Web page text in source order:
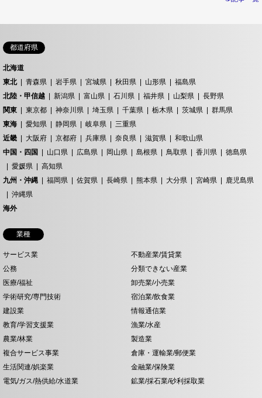
都道府県
北海道
東北
青森県 岩手県 宮城県 秋田県 山形県
福島県
北陸・甲信越
新潟県 富山県 石川県 福井県 山梨県
長野県
関東
東京都 神奈川県 埼玉県 千葉県 栃木県 茨城県
群馬県
東海
愛知県 静岡県 岐阜県
三重県
近畿
大阪府 京都府 兵庫県 奈良県 滋賀県
和歌山県
中国・四国
山口県 広島県 岡山県 島根県 鳥取県 香川県
徳島県
愛媛県
高知県
九州・沖縄
福岡県 佐賀県 長崎県 熊本県 大分県 宮崎県
鹿児島県
沖縄県
海外
業種
サービス業
不動産業/賃貸業
公務
分類できない産業
医療/福祉
卸売業/小売業
学術研究/専門技術
宿泊業/飲食業
建設業
情報通信業
教育/学習支援業
漁業/水産
農業/林業
製造業
複合サービス事業
倉庫・運輸業/郵便業
生活関連/娯楽業
金融業/保険業
電気/ガス/熱供給/水道業
鉱業/採石業/砂利採取業